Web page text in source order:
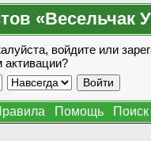
«Весельчак
войдите или
активации?
Помощь Поиск